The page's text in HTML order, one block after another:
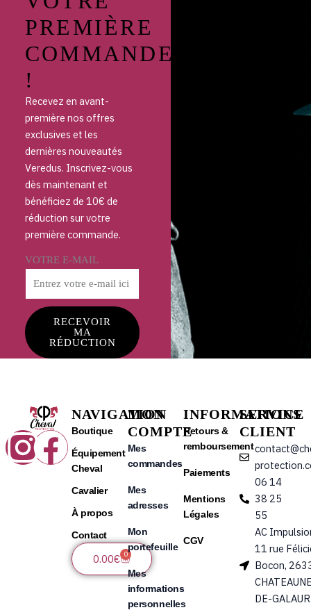
PREMIÈRE
COMMANDE
!
Recevez en avant-
première nos offres
exclusives et les
dernières nouveautés
Veredus. Inscrivez-vous
dès maintenant et
bénéficiez de 10€ de
réduction sur votre
première commande.
VOTRE E-MAIL
RECEVOIR
MA
RÉDUCTION
Instagram
Facebook
NAVIGATION
Boutique
Équipement
Cheval
Cavalier
À propos
Contact
0.00€ 0
Panier
MON
COMPTE
Mes
commandes
Mes
adresses
Mon
portefeuille
Mes
informations
personnelles
INFORMATIONS
Retours &
remboursement
Paiements
Mentions
Légales
CGV
SERVICE
CLIENT
06 14
38 25
55
AC
11 rue
Bocon,
DE-